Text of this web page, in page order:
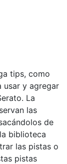
tips, como
usar y agregar
La
las
de
biblioteca
las pistas o
pistas